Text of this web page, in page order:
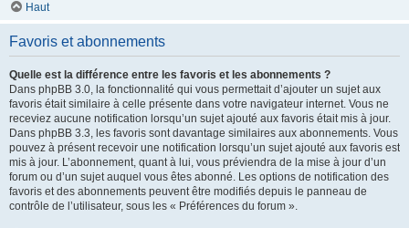
Haut
Favoris et abonnements
Quelle est la différence entre les favoris et les abonnements ?
Dans phpBB 3.0, la fonctionnalité qui vous permettait d’ajouter un sujet aux
favoris était similaire à celle présente dans votre navigateur internet. Vous ne
receviez aucune notification lorsqu’un sujet ajouté aux favoris était mis à jour.
Dans phpBB 3.3, les favoris sont davantage similaires aux abonnements. Vous
pouvez à présent recevoir une notification lorsqu’un sujet ajouté aux favoris est
mis à jour. L’abonnement, quant à lui, vous préviendra de la mise à jour d’un
forum ou d’un sujet auquel vous êtes abonné. Les options de notification des
favoris et des abonnements peuvent être modifiés depuis le panneau de
contrôle de l’utilisateur, sous les « Préférences du forum ».